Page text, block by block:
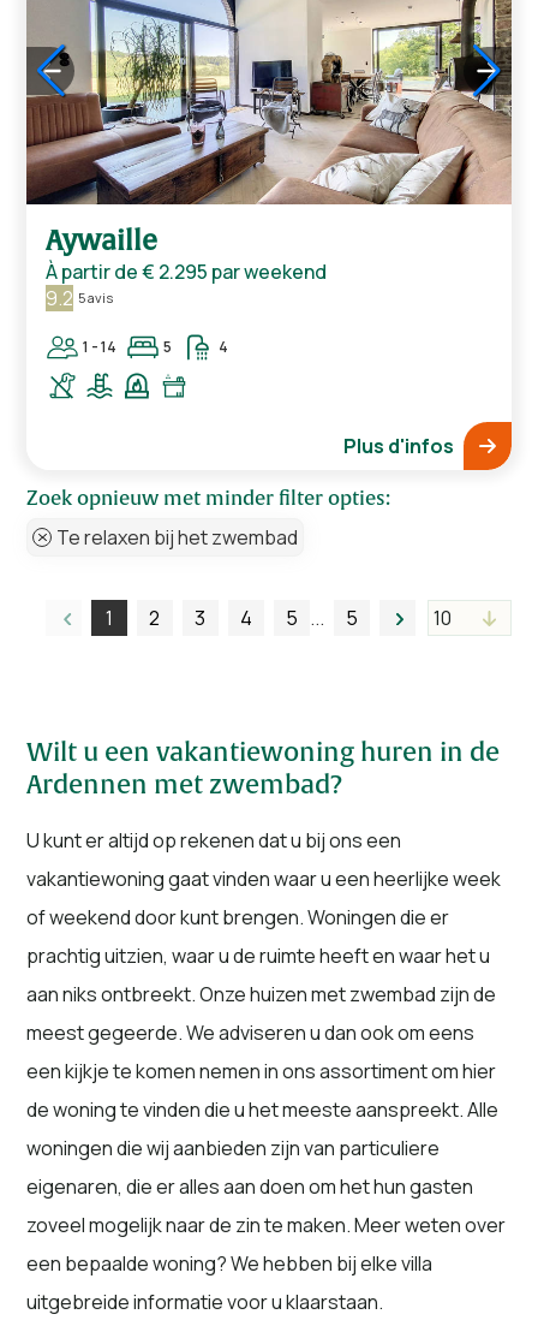
Aywaille
À partir de€ 2.295 par weekend
9.2 5 avis
1 - 14 5 4
Plus d'infos
/5
Zoek opnieuw met minder filter opties:
Te relaxen bij het zwembad
1 2 3 4 5 5
Wilt u een vakantiewoning huren in de
Ardennen met zwembad?
U kunt er altijd op rekenen dat u bij ons een
vakantiewoning gaat vinden waar u een heerlijke week
of weekend door kunt brengen. Woningen die er
prachtig uitzien, waar u de ruimte heeft en waar het u
aan niks ontbreekt. Onze huizen met zwembad zijn de
meest gegeerde. We adviseren u dan ook om eens
een kijkje te komen nemen in ons assortiment om hier
de woning te vinden die u het meeste aanspreekt. Alle
woningen die wij aanbieden zijn van particuliere
eigenaren, die er alles aan doen om het hun gasten
zoveel mogelijk naar de zin te maken. Meer weten over
een bepaalde woning? We hebben bij elke villa
uitgebreide informatie voor u klaarstaan.